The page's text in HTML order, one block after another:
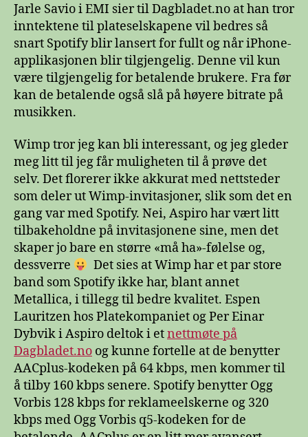
Jarle Savio i EMI sier til Dagbladet.no at han tror
inntektene til plateselskapene vil bedres så
snart Spotify blir lansert for fullt og når iPhone-
applikasjonen blir tilgjengelig. Denne vil kun
være tilgjengelig for betalende brukere. Fra før
kan de betalende også slå på høyere bitrate på
musikken.
Wimp tror jeg kan bli interessant, og jeg gleder
meg litt til jeg får muligheten til å prøve det
selv. Det florerer ikke akkurat med nettsteder
som deler ut Wimp-invitasjoner, slik som det en
gang var med Spotify. Nei, Aspiro har vært litt
tilbakeholdne på invitasjonene sine, men det
skaper jo bare en større «må ha»-følelse og,
dessverre
Det sies at Wimp har et par store
band som Spotify ikke har, blant annet
Metallica, i tillegg til bedre kvalitet. Espen
Lauritzen hos Platekompaniet og Per Einar
Dybvik i Aspiro deltok i etnettmøte på
Dagbladet.no og kunne fortelle at de benytter
AACplus-kodeken på 64 kbps, men kommer til
å tilby 160 kbps senere. Spotify benytter Ogg
Vorbis 128 kbps for reklameelskerne og 320
kbps med Ogg Vorbis q5-kodeken for de